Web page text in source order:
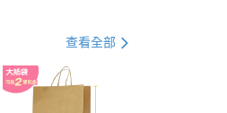
由商店將買賣／分期付
單繳交帳款。
目的，商店將以您的個人
查看全部